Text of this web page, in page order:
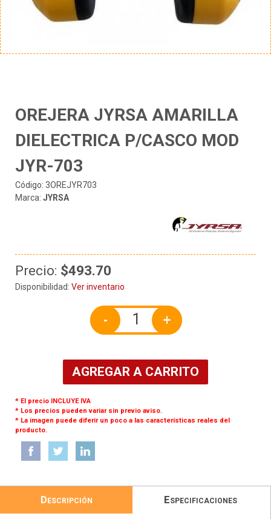
OREJERA JYRSA AMARILLA
DIELECTRICA P/CASCO MOD
JYR-703
Código: 3OREJYR703
Marca: JYRSA
Precio: $493.70
Disponibilidad: Ver inventario
- +
AGREGAR A CARRITO
* El precio INCLUYE IVA
* Los precios pueden variar sin previo aviso.
* La imagen puede diferir un poco a las características reales del
producto.
Descripción Especificaciones